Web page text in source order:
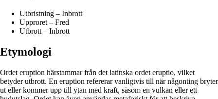
Utbristning – Inbrott
Upproret – Fred
Utbrott – Inbrott
Etymologi
Ordet eruption härstammar från det latinska ordet eruptio, vilket
betyder utbrott. En eruption refererar vanligtvis till när någonting bryter
ut eller kommer upp till ytan med kraft, såsom en vulkan eller ett